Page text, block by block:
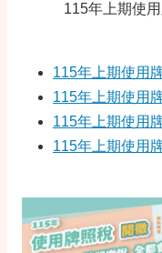
115年上期使
115年上期使用
115年上期使用
115年上期使用
115年上期使用